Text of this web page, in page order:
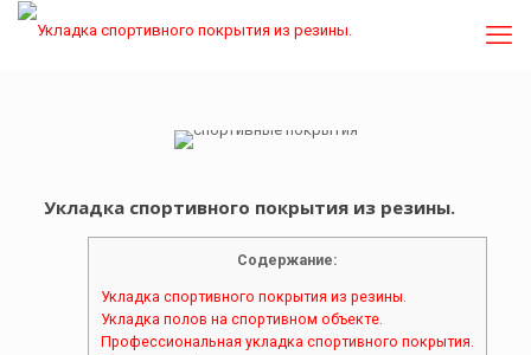
Укладка спортивного покрытия из резины.
Содержание:
Укладка спортивного покрытия из резины.
Укладка полов на спортивном объекте.
Профессиональная укладка спортивного покрытия.